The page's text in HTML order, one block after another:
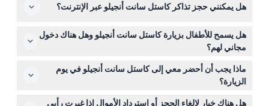
السابعة والنصف مساءً، مع آخر دخول في الساعة السادسة
ديسمبر (قد تتغير المواعيد - يرجى التأكد عند الحجز).
هل يمكنني حجز تذاكر كاستل سانت أنجيلو عبر الإنترنت؟
نعم، يمكنك شراء التذاكر عبر الإنترنت هنا لتجربة دخول سلسة،
ويوصى بالحجز المسبق لتجنب الطوابير الطويلة.
هل يسمح للأطفال بزيارة كاستل سانت أنجيلو وهل هناك دخول
مجاني لهم؟
الأطفال من سن 0 إلى 5 سنوات يدخلون مجانًا، لكن الأطفال
من 0 إلى 17 عامًا يجب أن يكونوا برفقة بالغ يدفع الرسوم.
إحضار بطاقة هوية صالحة للحصول على تذاكر مجانية من مكتب
ماذا يجب أن أحضر معي إلى كاستل سانت أنجيلو في يوم
الزيارة؟
أحضر بطاقة هوية صالحة أو جواز سفر يتطابق الاسم فيه مع
هل هناك خيار لإلغاء الحجز أو استرداد الأموال إذا غيرت رأيي